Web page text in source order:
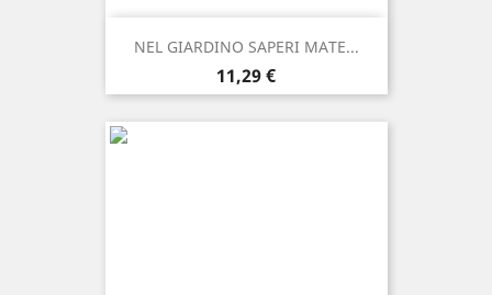
NEL GIARDINO SAPERI MATE...
Prezzo
11,29 €